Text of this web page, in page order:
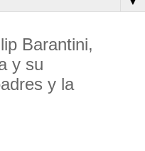
Barantini,
y su
y la